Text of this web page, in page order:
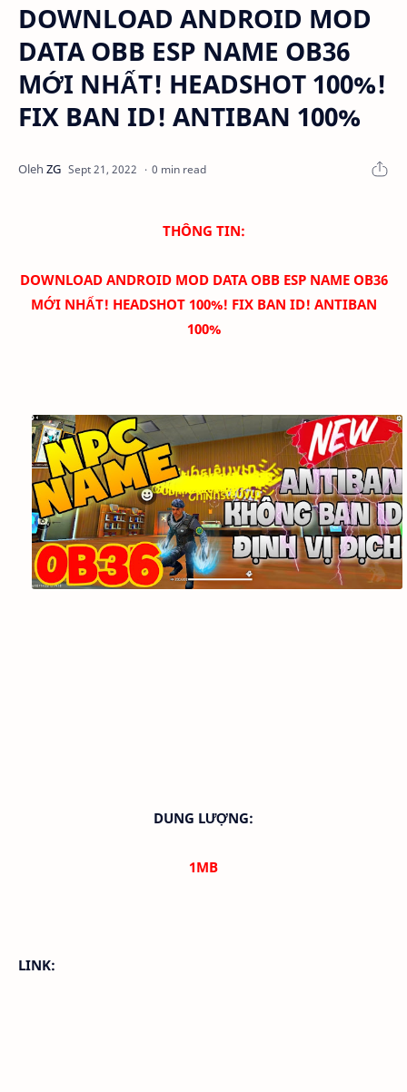
DOWNLOAD ANDROID MOD
DATA OBB ESP NAME OB36
MỚI NHẤT! HEADSHOT 100%!
FIX BAN ID! ANTIBAN 100%
0 min read
THÔNG TIN:
DOWNLOAD ANDROID MOD DATAOBB ESP NAME OB36
MỚI NHẤT! HEADSHOT 100%! FIX BAN ID! ANTIBAN
100%
DUNG LƯỢNG:
1MB
LINK: